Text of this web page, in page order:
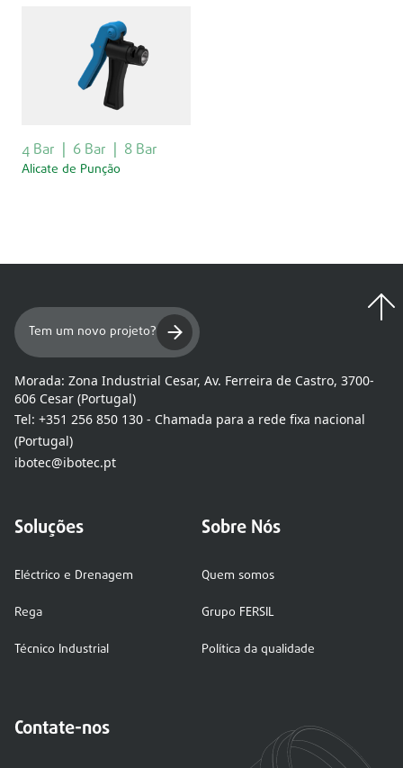
4 Bar 6 Bar 8 Bar
Alicate de Punção
Tem um novo projeto?
Morada: Zona Industrial Cesar, Av. Ferreira de Castro, 3700-
606 Cesar (Portugal)
Tel: +351 256 850 130 - Chamada para a rede fixa nacional
(Portugal)
ibotec@ibotec.pt
Soluções
Eléctrico e Drenagem
Rega
Técnico Industrial
Sobre Nós
Quem somos
Grupo FERSIL
Política da qualidade
Contate-nos